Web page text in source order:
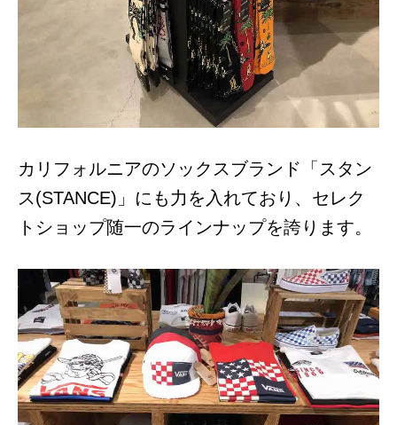
カリフォルニアのソックスブランド「スタン
ス(STANCE)」にも力を入れており、セレク
トショップ随一のラインナップを誇ります。